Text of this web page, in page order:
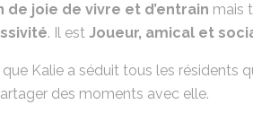
de joie de vivre et d’entrain mais
. Il estJoueur, amical et
que Kalie a séduit tous les résidents
des moments avec elle.